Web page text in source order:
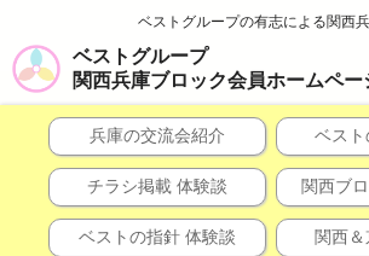
ベストグループの有志による関西
ベストグループ
関西兵庫ブロック会員ホームペー
兵庫の交流会紹介 ベスト
チラシ掲載 体験談 関西ブ
ベストの指針 体験談 関西